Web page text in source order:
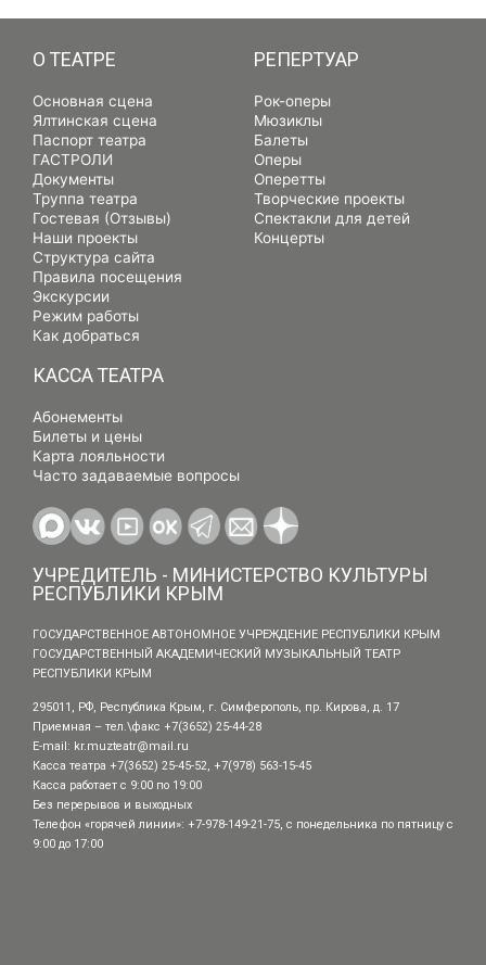
О ТЕАТРЕ
Основная сцена
Ялтинская сцена
Паспорт театра
ГАСТРОЛИ
Документы
Труппа театра
Гостевая (Отзывы)
Наши проекты
Структура сайта
Правила посещения
Экскурсии
Режим работы
Как добраться
РЕПЕРТУАР
Рок-оперы
Мюзиклы
Балеты
Оперы
Оперетты
Творческие проекты
Спектакли для детей
Концерты
КАССА ТЕАТРА
Абонементы
Билеты и цены
Карта лояльности
Часто задаваемые вопросы
УЧРЕДИТЕЛЬ - МИНИСТЕРСТВО КУЛЬТУРЫ
РЕСПУБЛИКИ КРЫМ
ГОСУДАРСТВЕННОЕ АВТОНОМНОЕ УЧРЕЖДЕНИЕ РЕСПУБЛИКИ КРЫМ
ГОСУДАРСТВЕННЫЙ АКАДЕМИЧЕСКИЙ МУЗЫКАЛЬНЫЙ ТЕАТР
РЕСПУБЛИКИ КРЫМ
295011, РФ, Республика Крым, г. Симферополь, пр. Кирова, д. 17
Приемная – тел.\факс +7(3652) 25-44-28
E-mail: kr.muzteatr@mail.ru
Касса театра +7(3652) 25-45-52, +7(978) 563-15-45
Касса работает с 9:00 по 19:00
Без перерывов и выходных
Телефон «горячей линии»: +7-978-149-21-75, с понедельника по пятницу с
9:00 до 17:00